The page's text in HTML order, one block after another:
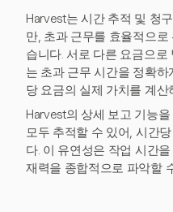
Harvest는 시간 추적 및 청
만, 초과 근무를 효율적으
습니다. 서로 다른 요금으
는 초과 근무 시간을 정확
당 요금의 실제 가치를 계산
Harvest의 상세 보고 기능
모두 추적할 수 있어, 시간
다. 이 유연성은 작업 시간
재력을 종합적으로 파악할